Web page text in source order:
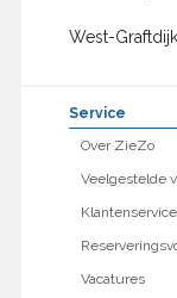
West-Graftdijk
Service
Over ZieZo
Veelgestelde
Klantenservice
Vacatures